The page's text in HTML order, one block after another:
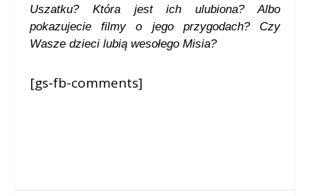
Uszatku? Która jest ich ulubiona? Albo
pokazujecie filmy o jego przygodach? Czy
Wasze dzieci lubią wesołego Misia?
[gs-fb-comments]